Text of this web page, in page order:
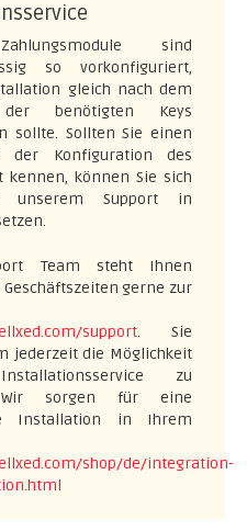
sind
so vorkonfiguriert,
gleich nach dem
der benötigten Keys
sollte. Sollten Sie einen
der Konfiguration des
kennen, können Sie sich
Support in
Team steht Ihnen
gerne zur
support. Sie
jederzeit die Möglichkeit
zu
Wir sorgen für eine
Installation in Ihrem
shop/de/integration-